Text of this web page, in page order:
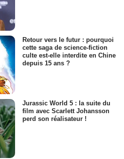
Retour vers le futur : pourquoi
cette saga de science-fiction
culte est-elle interdite en Chine
depuis 15 ans ?
Jurassic World 5 : la suite du
film avec Scarlett Johansson
perd son réalisateur !